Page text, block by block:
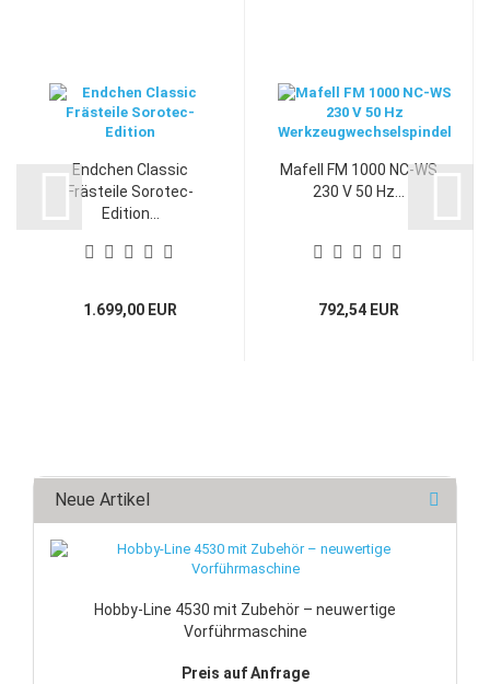
Endchen Classic
Frästeile Sorotec-
Edition...
1.699,00 EUR
Mafell FM 1000 NC-WS
230 V 50 Hz...
792,54 EUR
Neue Artikel
Hobby-Line 4530 mit Zubehör – neuwertige
Vorführmaschine
Preis auf Anfrage